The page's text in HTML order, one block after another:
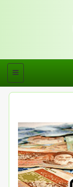
منو